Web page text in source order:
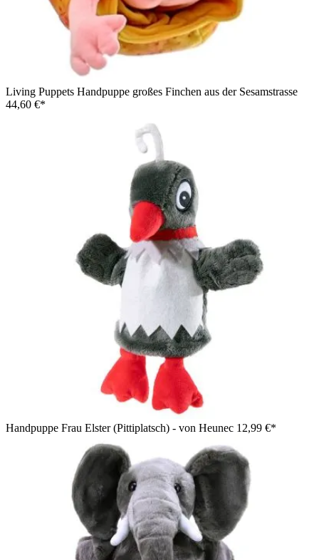
Living Puppets Handpuppe großes Finchen aus der Sesamstrasse
44,60 €*
Handpuppe Frau Elster (Pittiplatsch) - von Heunec 12,99 €*